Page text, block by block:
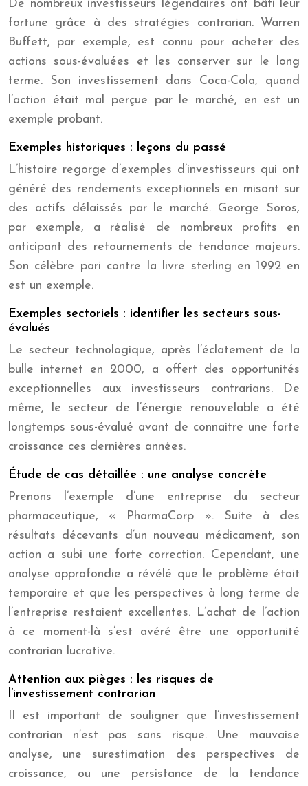
De nombreux investisseurs légendaires ont bâti leur
fortune grâce à des stratégies contrarian. Warren
Buffett, par exemple, est connu pour acheter des
actions sous-évaluées et les conserver sur le long
terme. Son investissement dans Coca-Cola, quand
l’action était mal perçue par le marché, en est un
exemple probant.
Exemples historiques : leçons du passé
L’histoire regorge d’exemples d’investisseurs qui ont
généré des rendements exceptionnels en misant sur
des actifs délaissés par le marché. George Soros,
par exemple, a réalisé de nombreux profits en
anticipant des retournements de tendance majeurs.
Son célèbre pari contre la livre sterling en 1992 en
est un exemple.
Exemples sectoriels : identifier les secteurs sous-
évalués
Le secteur technologique, après l’éclatement de la
bulle internet en 2000, a offert des opportunités
exceptionnelles aux investisseurs contrarians. De
même, le secteur de l’énergie renouvelable a été
longtemps sous-évalué avant de connaitre une forte
croissance ces dernières années.
Étude de cas détaillée : une analyse concrète
Prenons l’exemple d’une entreprise du secteur
pharmaceutique, « PharmaCorp ». Suite à des
résultats décevants d’un nouveau médicament, son
action a subi une forte correction. Cependant, une
analyse approfondie a révélé que le problème était
temporaire et que les perspectives à long terme de
l’entreprise restaient excellentes. L’achat de l’action
à ce moment-là s’est avéré être une opportunité
contrarian lucrative.
Attention aux pièges : les risques de
l’investissement contrarian
Il est important de souligner que l’investissement
contrarian n’est pas sans risque. Une mauvaise
analyse, une surestimation des perspectives de
croissance, ou une persistance de la tendance